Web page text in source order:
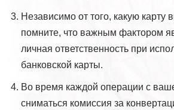
Независимо от того, какую карту
помните, что важным фактором
личная ответственность при
банковской карты.
Во время каждой операции с
сниматься комиссия за